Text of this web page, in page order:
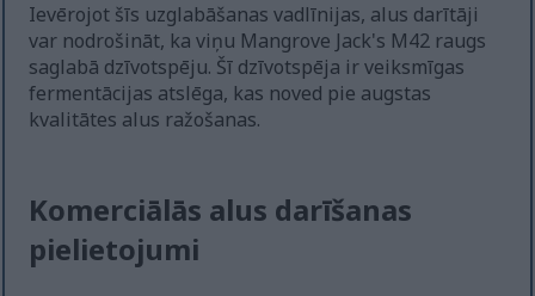
Ievērojot šīs uzglabāšanas vadlīnijas, alus darītāji
var nodrošināt, ka viņu Mangrove Jack's M42 raugs
saglabā dzīvotspēju. Šī dzīvotspēja ir veiksmīgas
fermentācijas atslēga, kas noved pie augstas
kvalitātes alus ražošanas.
Komerciālās alus darīšanas
pielietojumi